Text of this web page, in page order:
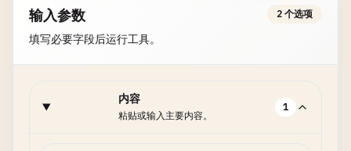
输入参数
填写必要字段后运行工具。
2 个选项
内容
粘贴或输入主要内容。
1